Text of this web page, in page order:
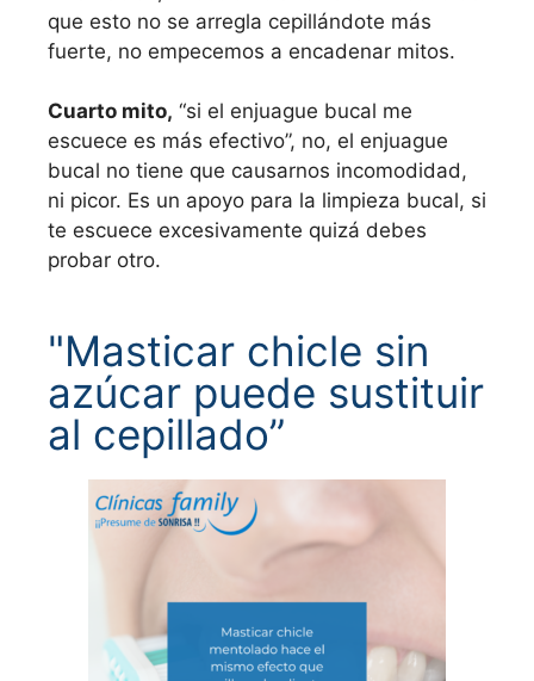
que esto no se arregla cepillándote más
fuerte, no empecemos a encadenar mitos.
Cuarto mito, “si el enjuague bucal me
escuece es más efectivo”, no, el enjuague
bucal no tiene que causarnos incomodidad,
ni picor. Es un apoyo para la limpieza bucal, si
te escuece excesivamente quizá debes
probar otro.
"Masticar chicle sin
azúcar puede sustituir
al cepillado”